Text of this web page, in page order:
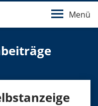
Menü